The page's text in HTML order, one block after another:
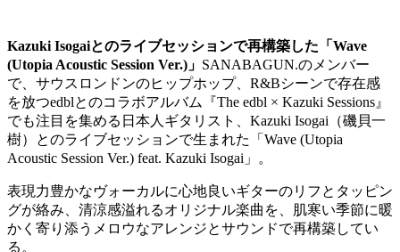
Kazuki Isogaiとのライブセッションで再構築した「Wave
(Utopia Acoustic Session Ver.)」 SANABAGUN.のメンバー
で、サウスロンドンのヒップホップ、R&Bシーンで存在感
を放つedblとのコラボアルバム『The edbl × Kazuki Sessions』
でも注目を集める日本人ギタリスト、Kazuki Isogai（磯貝一
樹）とのライブセッションで生まれた「Wave (Utopia
Acoustic Session Ver.) feat. Kazuki Isogai」。
表現力豊かなヴォーカルに心地良いギターのリフとタッピン
グが絡み、清涼感溢れるオリジナル楽曲を、肌寒い季節に暖
かく寄り添うメロウなアレンジとサウンドで再構築してい
る。